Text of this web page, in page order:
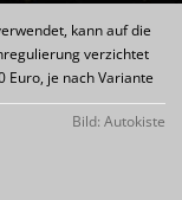
kann auf die
verzichtet
Euro, je nach Variante
Bild: Autokiste